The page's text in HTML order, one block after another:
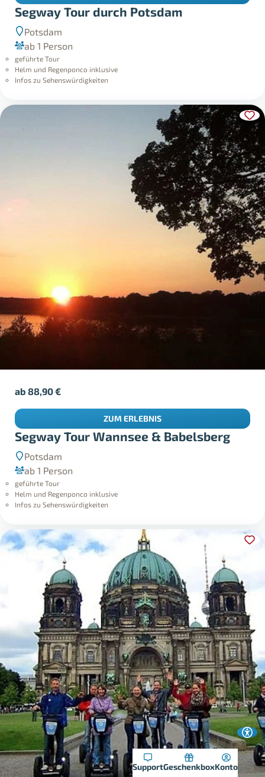
SupportGeschenkboxKonto
Segway Tour durch Potsdam
Potsdam
ab 1 Person
geführte Tour
Helm und Regenponco inklusive
Infos zu Sehenswürdigkeiten
Segway Tour Wannsee & Babelsberg
Potsdam
ab 1 Person
geführte Tour
Helm und Regenponco inklusive
Infos zu Sehenswürdigkeiten
ab88,90€
ZUM ERLEBNIS